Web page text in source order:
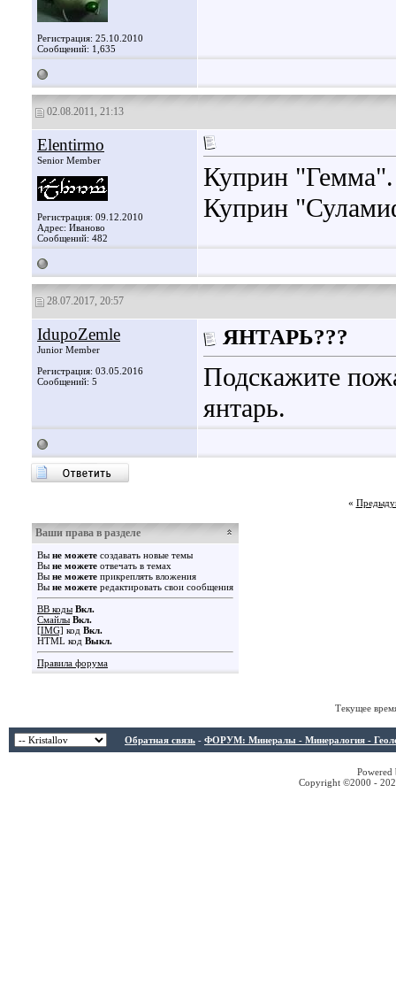
Регистрация: 25.10.2010
Сообщений: 1,635
02.08.2011, 21:13
Elentirmo
Senior Member
Регистрация: 09.12.2010
Адрес: Иваново
Сообщений: 482
Куприн "Гемма".
Куприн
28.07.2017, 20:57
IdupoZemle
Junior Member
Регистрация: 03.05.2016
Сообщений: 5
ЯНТАРЬ???
Подскажите
янтарь.
«
Ваши права в разделе
Вы не можете создавать новые темы
Вы не можете отвечать в темах
Вы не можете прикреплять вложения
Вы не можете редактировать свои сообщения
BB коды Вкл.
Смайлы Вкл.
[IMG] код Вкл.
HTML код Выкл.
Правила форума
Текущее
Обратная связь - ФОРУМ: Минералы - Минералогия -
Copyright ©2000 -